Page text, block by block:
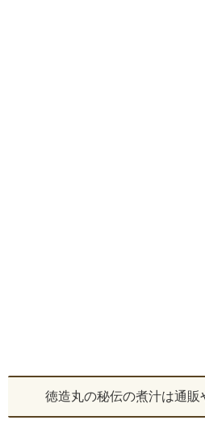
徳造丸の秘伝の煮汁は通販